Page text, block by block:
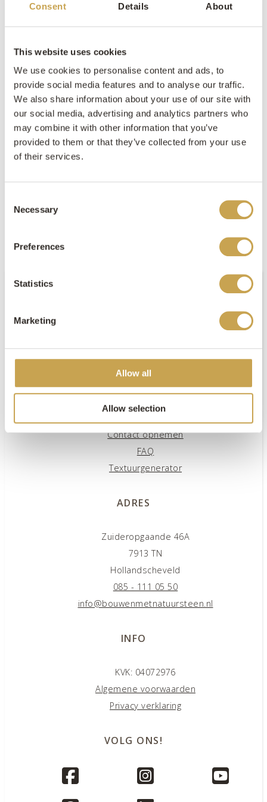
Consent Details About
This website uses cookies
We use cookies to personalise content and ads, to
provide social media features and to analyse our traffic.
We also share information about your use of our site with
our social media, advertising and analytics partners who
may combine it with other information that you’ve
provided to them or that they’ve collected from your use
of their services.
Selection
Necessary
Preferences
Statistics
Marketing
Allow all
Allow selection
(Vereist)
met Natuursteen
CAPTCHA
Offerte aanvragen
Inspiratieboek aanvragen
Contact opnemen
FAQ
Textuurgenerator
ADRES
Zuideropgaande 46A
7913 TN
Hollandscheveld
085 - 111 05 50
info@bouwenmetnatuursteen.nl
INFO
KVK: 04072976
Algemene voorwaarden
Privacy verklaring
VOLG ONS!